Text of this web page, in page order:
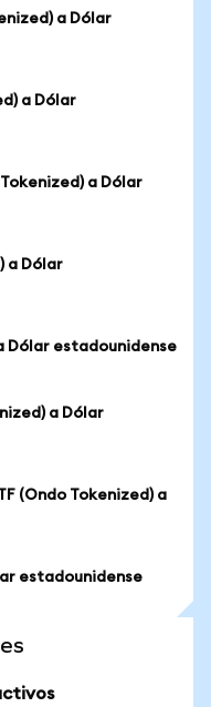
a Dólar
a Dólar
a Dólar
a Dólar
Dólar estadounidense
a Dólar
(Ondo Tokenized) a
estadounidense